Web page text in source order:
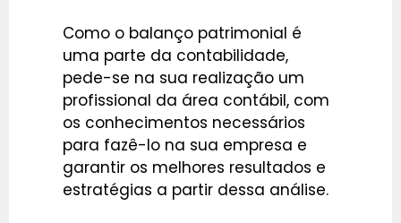
Como o balanço patrimonial é
uma parte da contabilidade,
pede-se na sua realização um
profissional da área contábil, com
os conhecimentos necessários
para fazê-lo na sua empresa e
garantir os melhores resultados e
estratégias a partir dessa análise.